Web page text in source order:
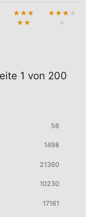
★ ★ ★
★ ★
★ ★ ★ ★
★
1 von 200
56
1498
21360
10230
17161